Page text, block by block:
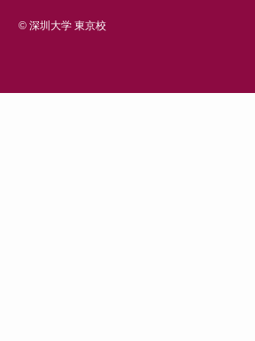
©深圳大学 東京校